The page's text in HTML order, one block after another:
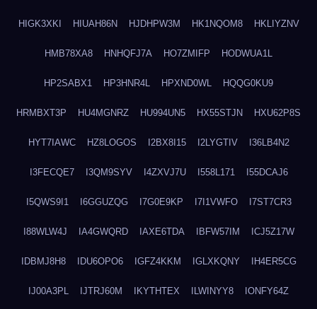
HIGK3XKI HIUAH86N HJDHPW3M HK1NQOM8 HKLIYZNV
HMB78XA8 HNHQFJ7A HO7ZMIFP HODWUA1L
HP2SABX1 HP3HNR4L HPXND0WL HQQG0KU9
HRMBXT3P HU4MGNRZ HU994UN5 HX55STJN HXU62P8S
HYT7IAWC HZ8LOGOS I2BX8I15 I2LYGTIV I36LB4N2
I3FECQE7 I3QM9SYV I4ZXVJ7U I558L171 I55DCAJ6
I5QWS9I1 I6GGUZQG I7G0E9KP I7I1VWFO I7ST7CR3
I88WLW4J IA4GWQRD IAXE6TDA IBFW57IM ICJ5Z17W
IDBMJ8H8 IDU6OPO6 IGFZ4KKM IGLXKQNY IH4ER5CG
IJ00A3PL IJTRJ60M IKYTHTEX ILWINYY8 IONFY64Z